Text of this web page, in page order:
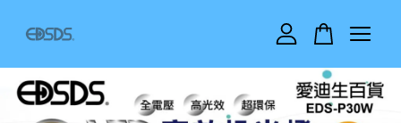
您的購物車目前還是空的。